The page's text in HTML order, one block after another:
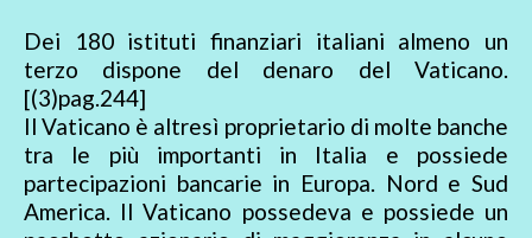
Dei 180 istituti finanziari italiani almeno un
terzo dispone del denaro del Vaticano.
[(3)pag.244]
Il Vaticano è altresì proprietario di molte banche
tra le più importanti in Italia e possiede
partecipazioni bancarie in Europa. Nord e Sud
America. Il Vaticano possedeva e possiede un